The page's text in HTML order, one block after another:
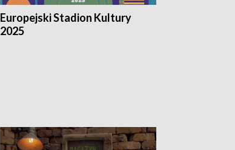
Europejski Stadion Kultury
2025